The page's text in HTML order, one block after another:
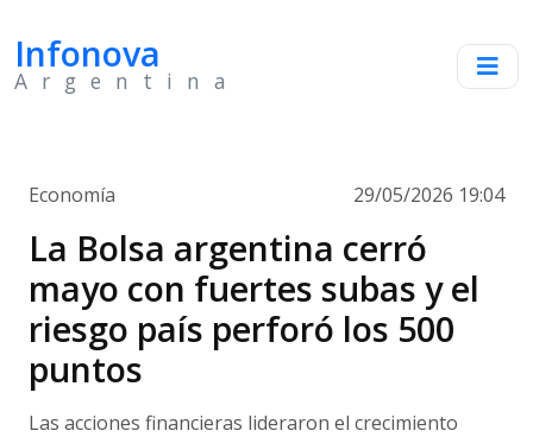
Infonova
Argentina
Economía 29/05/2026 19:04
La Bolsa argentina cerró
mayo con fuertes subas y el
riesgo país perforó los 500
puntos
Las acciones financieras lideraron el crecimiento